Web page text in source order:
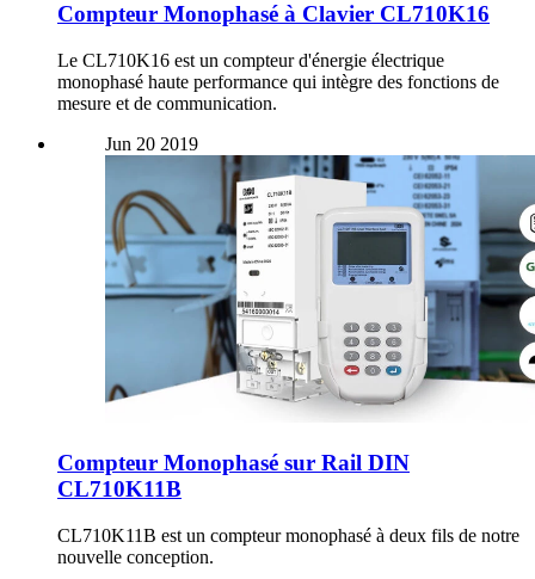
Compteur Monophasé à Clavier CL710K16
Le CL710K16 est un compteur d'énergie électrique
monophasé haute performance qui intègre des fonctions de
mesure et de communication.
Jun 20 2019
Compteur Monophasé sur Rail DIN
CL710K11B
CL710K11B est un compteur monophasé à deux fils de notre
nouvelle conception.